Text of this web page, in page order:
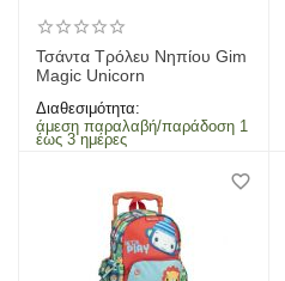
Τσάντα Τρόλευ Νηπίου Gim
Magic Unicorn
Διαθεσιμότητα:
άμεση παραλαβή/παράδοση 1
έως 3 ημέρες